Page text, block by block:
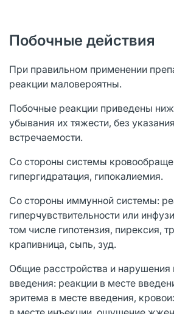
Побочные действия
При правильном применении
реакции маловероятны.
Побочные реакции приведены
убывания их тяжести, без
встречаемости.
Со стороны системы
гипергидратация, гипокалиемия.
Со стороны иммунной системы:
гиперчувствительности или
том числе гипотензия, пирексия,
крапивница, сыпь, зуд.
Общие расстройства и нарушения
введения: реакции в месте
эритема в месте введения,